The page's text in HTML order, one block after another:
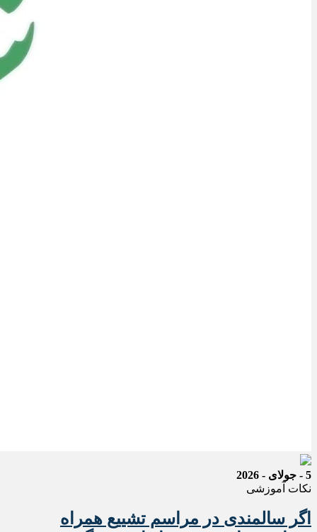
5 - جولای - 2026
نکات آموزشی
اگر سالمندی در مراسم تشییع همراه